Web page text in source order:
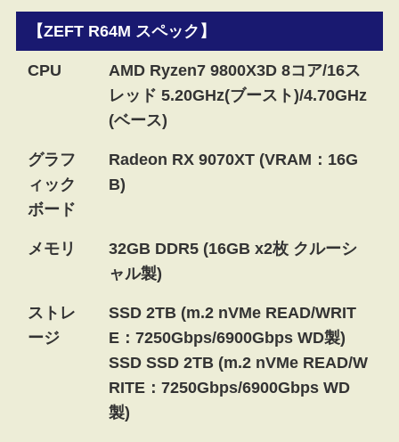
【ZEFT R64M スペック】
CPU
AMD Ryzen7 9800X3D 8コア/16ス
レッド 5.20GHz(ブースト)/4.70GHz
(ベース)
グラフ
ィック
ボード
Radeon RX 9070XT (VRAM：16G
B)
メモリ
32GB DDR5 (16GB x2枚 クルーシ
ャル製)
ストレ
ージ
SSD 2TB (m.2 nVMe READ/WRIT
E：7250Gbps/6900Gbps WD製)
SSD SSD 2TB (m.2 nVMe READ/W
RITE：7250Gbps/6900Gbps WD
製)